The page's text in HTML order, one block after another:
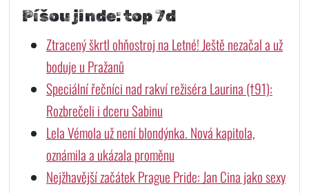
Píšou jinde: top 7d
Ztracený škrtl ohňostroj na Letné! Ještě nezačal a už
boduje u Pražanů
Speciální řečníci nad rakví režiséra Laurina (†91):
Rozbrečeli i dceru Sabinu
Lela Vémola už není blondýnka. Nová kapitola,
oznámila a ukázala proměnu
Nejžhavější začátek Prague Pride: Jan Cina jako sexy